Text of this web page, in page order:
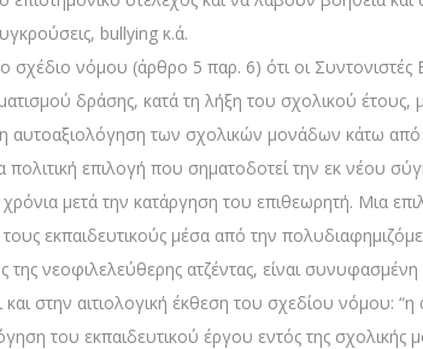
bullying κ.ά.
σχέδιο νόμου (άρθρο 5 παρ. 6) ότι οι Συντονιστές
δράσης, κατά τη λήξη του σχολικού έτους,
η αυτοαξιολόγηση των σχολικών μονάδων κάτω
επιλογή που σηματοδοτεί την εκ νέου
μετά την κατάργηση του επιθεωρητή. Μια
εκπαιδευτικούς μέσα από την
νεοφιλελεύθερης ατζέντας, είναι
στην αιτιολογική έκθεση του σχεδίου νόμου:
του εκπαιδευτικού έργου εντός της σχολικής